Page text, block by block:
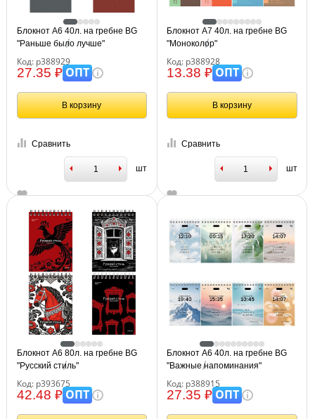
Блокнот А6 40л. на гребне BG
"Раньше было лучше"
Код: р388929
27.35 ₽ОПТ
В корзину
Сравнить
шт
Блокнот А7 40л. на гребне BG
"Моноколор"
Код: р388928
13.38 ₽ОПТ
В корзину
Сравнить
шт
Блокнот А6 80л. на гребне BG
"Русский стиль"
Код: р393675
42.48 ₽ОПТ
Блокнот А6 40л. на гребне BG
"Важные напоминания"
Код: р388915
27.35 ₽ОПТ